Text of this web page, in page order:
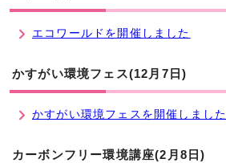
エコワールドを開催しました
かすがい環境フェス(12月7日)
かすがい環境フェスを開催しました
カーボンフリー環境講座(2月8日)